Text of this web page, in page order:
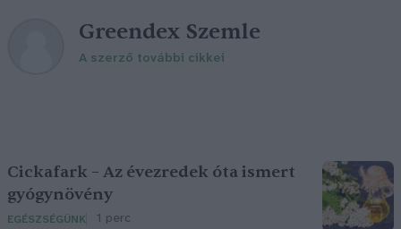
Greendex Szemle
A szerző további cikkei
Cickafark – Az évezredek óta ismert
gyógynövény
EGÉSZSÉGÜNK 1 perc